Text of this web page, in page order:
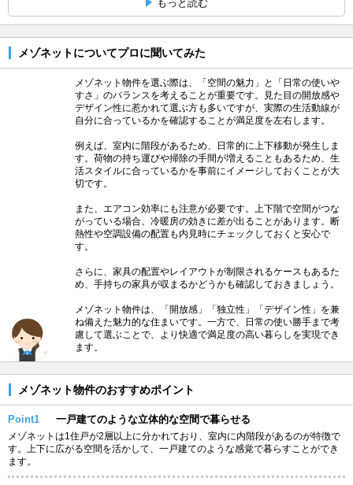
もっと読む
メゾネットについてプロに聞いてみた
メゾネット物件を選ぶ際は、「空間の魅力」と「日常の使いや
すさ」のバランスを考えることが重要です。見た目の開放感や
デザイン性に惹かれて選ぶ方も多いですが、実際の生活動線が
自分に合っているかを確認することが満足度を左右します。
例えば、室内に階段があるため、日常的に上下移動が発生しま
す。荷物の持ち運びや掃除の手間が増えることもあるため、生
活スタイルに合っているかを事前にイメージしておくことが大
切です。
また、エアコン効率にも注意が必要です。上下階で空間がつな
がっている場合、冷暖房の効きに差が出ることがあります。断
熱性や空調設備の配置も内見時にチェックしておくと安心で
す。
さらに、家具の配置やレイアウトが制限されるケースもあるた
め、手持ちの家具が収まるかどうかも確認しておきましょう。
メゾネット物件は、「開放感」「独立性」「デザイン性」を兼
ね備えた魅力的な住まいです。一方で、日常の使い勝手まで考
慮して選ぶことで、より快適で満足度の高い暮らしを実現でき
ます。
メゾネット物件のおすすめポイント
Point1 一戸建てのような立体的な空間で暮らせる
メゾネットは1住戸が2層以上に分かれており、室内に内階段があるのが特徴で
す。上下に広がる空間を活かして、一戸建てのような感覚で暮らすことができ
ます。